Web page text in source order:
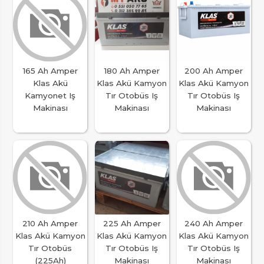
165 Ah Amper
Klas Akü
Kamyonet Iş
Makinası
180 Ah Amper
Klas Akü Kamyon
Tır Otobüs Iş
Makinası
200 Ah Amper
Klas Akü Kamyon
Tır Otobüs Iş
Makinası
210 Ah Amper
Klas Akü Kamyon
Tır Otobüs
(225Ah)
225 Ah Amper
Klas Akü Kamyon
Tır Otobüs Iş
Makinası
240 Ah Amper
Klas Akü Kamyon
Tır Otobüs Iş
Makinası